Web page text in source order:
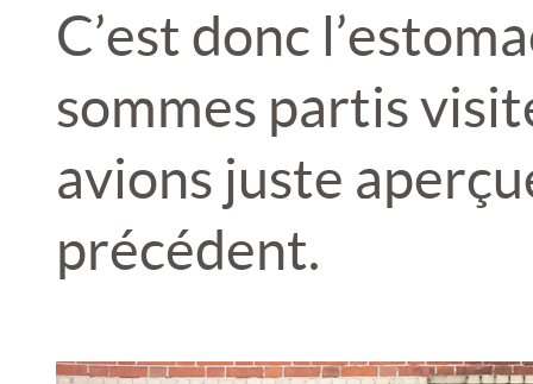
C’est donc
sommes partis
avions juste
précédent.